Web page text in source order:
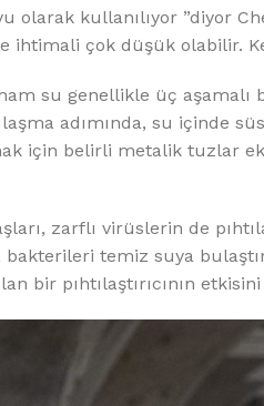
olarak kullanılıyor ”diyor
ihtimali çok düşük olabilir.
su genellikle üç aşamalı
adımında, su içinde
için belirli metalik tuzlar
zarflı virüslerin de
bakterileri temiz suya
bir pıhtılaştırıcının